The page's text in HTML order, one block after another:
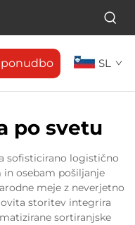
SL
po svetu
sofisticirano logistično
osebam pošiljanje
meje z neverjetno
storitev integrira
sortiranjske